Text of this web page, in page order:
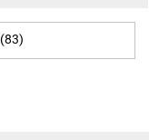
(83)